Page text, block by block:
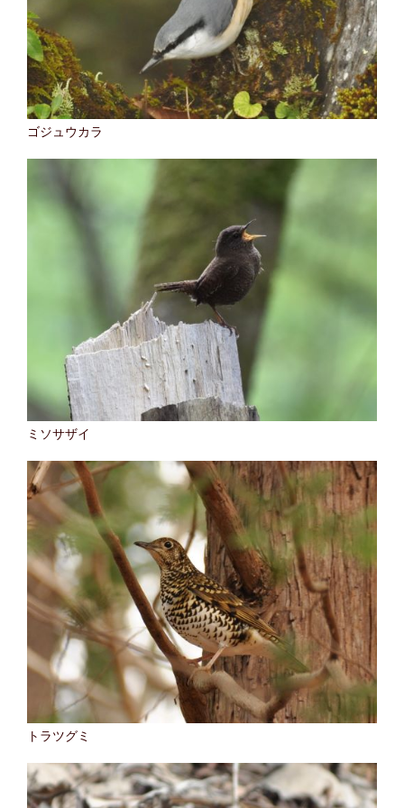
ゴジュウカラ
ミソサザイ
トラツグミ